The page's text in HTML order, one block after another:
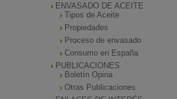
ENVASADO DE ACEITE
Tipos de Aceite
Propiedades
Proceso de envasado
Consumo en España
PUBLICACIONES
Boletín Opina
Otras Publicaciones